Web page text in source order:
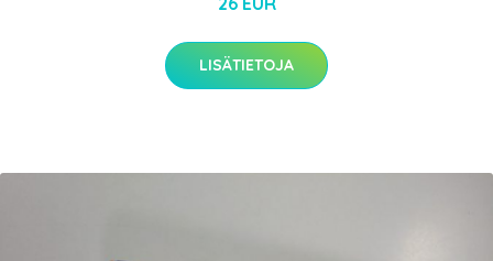
LISÄTIETOJA